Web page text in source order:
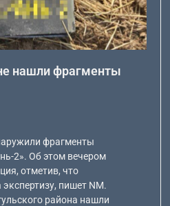
нашли фрагменты
фрагменты
2». Об этом вечером
отметив, что
пишет NM.
района нашли